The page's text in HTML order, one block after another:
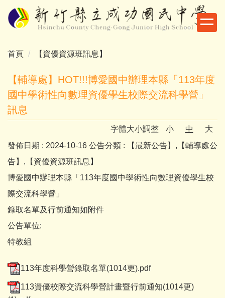
跳
到
內
首頁 【資優資源班訊息】
【輔導處】HOT!!!博愛國中辦理本縣「113年度
國中學術性向數理資優學生校際交流科學營」
訊息
字體大小調整 小 中
大
發佈日期 : 2024-10-16 公告分類 :
【最新公告】,【輔導處公
告】,【資優資源班訊息】
博愛國中辦理本縣「113年度國中學術性向數理資優學生校
際交流科學營」
錄取名單及行前通知如附件
公告單位:
特教組
113年度科學營錄取名單(1014更).pdf
113資優校際交流科學營計畫暨行前通知(1014更)